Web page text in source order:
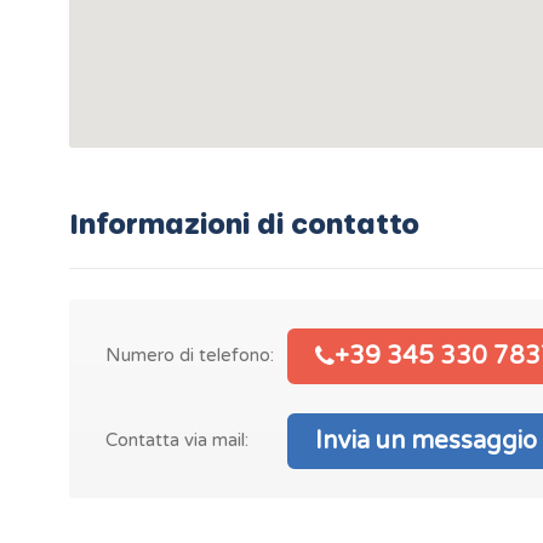
Informazioni di contatto
Numero di telefono: +39 345 330
Contatta via mail: Invia un messaggio